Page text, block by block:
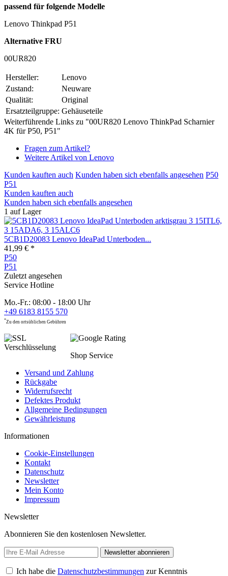
passend für folgende Modelle
Lenovo Thinkpad P51
Alternative FRU
00UR820
Hersteller:
Lenovo
Zustand:
Neuware
Qualität:
Original
Ersatzteilgruppe: Gehäuseteile
Weiterführende Links zu "00UR820 Lenovo ThinkPad Scharnier
4K für P50, P51"
Fragen zum Artikel?
Weitere Artikel von Lenovo
Kunden kauften auch Kunden haben sich ebenfalls angesehen P50
P51
Kunden kauften auch
Kunden haben sich ebenfalls angesehen
1 auf Lager
5CB1D20083 Lenovo IdeaPad Unterboden...
41,99 € *
P50
P51
Zuletzt angesehen
Service Hotline
Mo.-Fr.: 08:00 - 18:00 Uhr
+49 6183 8155 570
*Zu den ortsüblichen Gebühren
Shop Service
Versand und Zahlung
Rückgabe
Widerrufsrecht
Defektes Produkt
Allgemeine Bedingungen
Gewährleistung
Informationen
Cookie-Einstellungen
Kontakt
Datenschutz
Newsletter
Mein Konto
Impressum
Newsletter
Abonnieren Sie den kostenlosen Newsletter.
Newsletter abonnieren
Ich habe die Datenschutzbestimmungen zur Kenntnis